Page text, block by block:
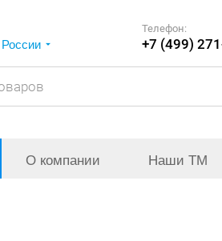
Телефон:
+7 (499)
О компании Наши ТМ